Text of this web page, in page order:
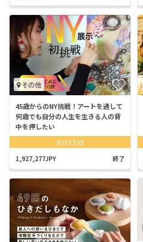
その他
45歳からのNY挑戦！アートを通して
何歳でも自分の人生を生きる人の背
中を押したい
SUCCESS
1,927,277JPY 終了